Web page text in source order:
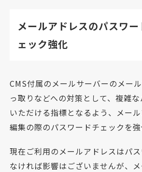
メールアドレスのパスワ
ェック強化
CMS付属のメールサーバーのメー
っ取りなどへの対策として、複雑
いただける指標となるよう、メール
編集の際のパスワードチェックを強
現在ご利用のメールアドレスはパ
なければ影響はございませんが、